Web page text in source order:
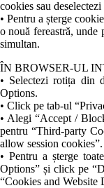
cookies sau
• Pentru a șterge
o nouă fereastră, unde
simultan.
ÎN BROWSER-UL
• Selectezi rotița din
Options.
• Click pe tab-ul
• Alegi “Accept /
pentru “Third-party
allow session
• Pentru a șterge
Options” și click pe
“Cookies and Website